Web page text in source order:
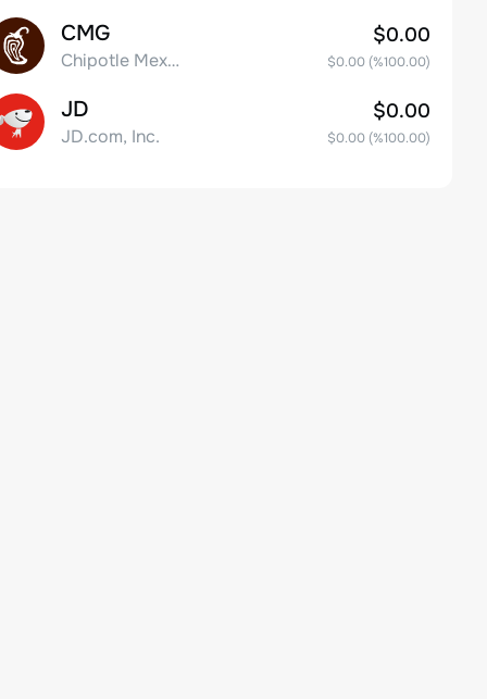
CMG
Chipotle Mexican Grill, Inc.
$0.00
$0.00(%100.00)
JD
JD.com, Inc.
$0.00
$0.00(%100.00)